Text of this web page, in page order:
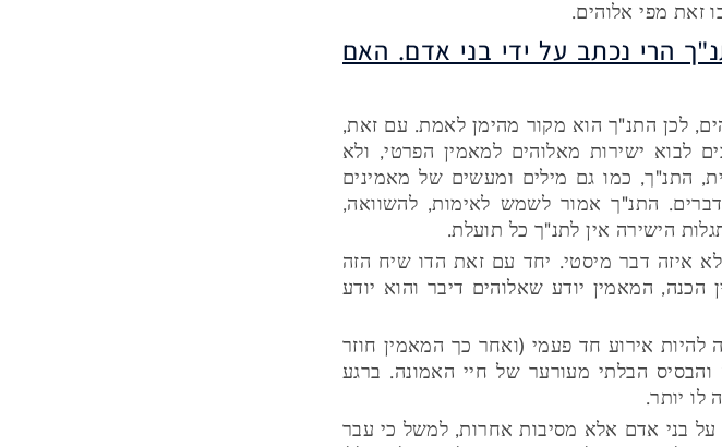
זאת מפי אלוהים.
הרי נכתב על ידי בני אדם. האם
לכן התנ"ך הוא מקור מהימן לאמת. עם זאת,
לבוא ישירות מאלוהים למאמין הפרטי, ולא
התנ"ך, כמו גם מילים ומעשים של מאמינים
התנ"ך אמור לשמש לאימות, להשוואה,
הישירה אין לתנ"ך כל תועלת.
איזה דבר מיסטי. יחד עם זאת הדו שיח הזה
המאמין יודע שאלוהים דיבר והוא יודע
להיות אירוע חד פעמי (ואחר כך המאמין חוזר
והבסיס הבלתי מעורער של חיי האמונה. ברגע
לו יותר.
על בני אדם אלא מסיבות אחרות, למשל כי עבר